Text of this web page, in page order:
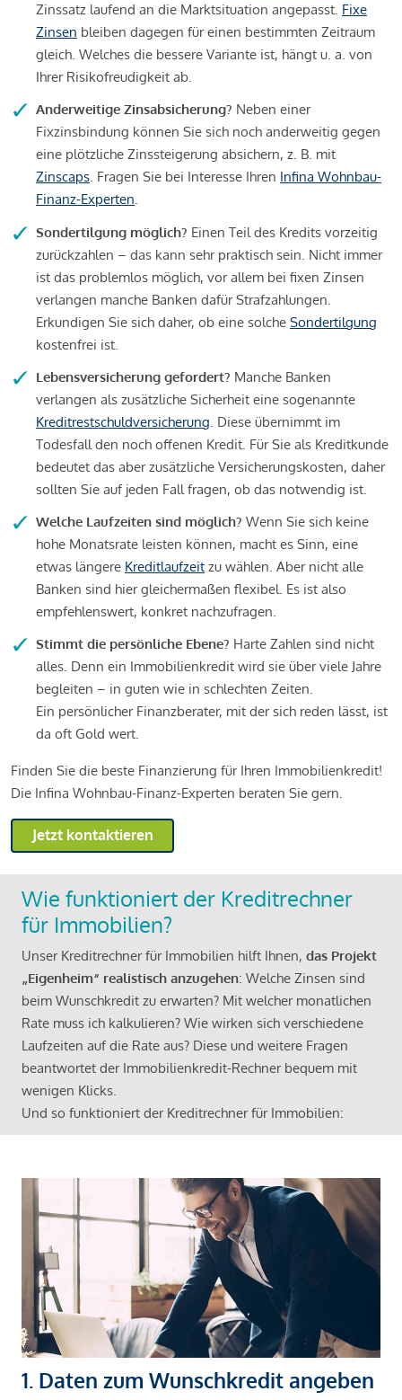
Zinssatz laufend an die Marktsituation angepasst. Fixe
Zinsen bleiben dagegen für einen bestimmten Zeitraum
gleich. Welches die bessere Variante ist, hängt u. a. von
Ihrer Risikofreudigkeit ab.
Anderweitige Zinsabsicherung? Neben einer
Fixzinsbindung können Sie sich noch anderweitig gegen
eine plötzliche Zinssteigerung absichern, z. B. mit
Zinscaps. Fragen Sie bei Interesse Ihren Infina Wohnbau-
Finanz-Experten.
Sondertilgung möglich? Einen Teil des Kredits vorzeitig
zurückzahlen – das kann sehr praktisch sein. Nicht immer
ist das problemlos möglich, vor allem bei fixen Zinsen
verlangen manche Banken dafür Strafzahlungen.
Erkundigen Sie sich daher, ob eine solche Sondertilgung
kostenfrei ist.
Lebensversicherung gefordert? Manche Banken
verlangen als zusätzliche Sicherheit eine sogenannte
Kreditrestschuldversicherung. Diese übernimmt im
Todesfall den noch offenen Kredit. Für Sie als Kreditkunde
bedeutet das aber zusätzliche Versicherungskosten, daher
sollten Sie auf jeden Fall fragen, ob das notwendig ist.
Welche Laufzeiten sind möglich? Wenn Sie sich keine
hohe Monatsrate leisten können, macht es Sinn, eine
etwas längere Kreditlaufzeit zu wählen. Aber nicht alle
Banken sind hier gleichermaßen flexibel. Es ist also
empfehlenswert, konkret nachzufragen.
Stimmt die persönliche Ebene? Harte Zahlen sind nicht
alles. Denn ein Immobilienkredit wird sie über viele Jahre
begleiten – in guten wie in schlechten Zeiten.
Ein persönlicher Finanzberater, mit der sich reden lässt, ist
da oft Gold wert.
Finden Sie die beste Finanzierung für Ihren Immobilienkredit!
Die Infina Wohnbau-Finanz-Experten beraten Sie gern.
Jetzt kontaktieren
Wie funktioniert der Kreditrechner
für Immobilien?
Unser Kreditrechner für Immobilien hilft Ihnen, das Projekt
„Eigenheim“ realistisch anzugehen: Welche Zinsen sind
beim Wunschkredit zu erwarten? Mit welcher monatlichen
Rate muss ich kalkulieren? Wie wirken sich verschiedene
Laufzeiten auf die Rate aus? Diese und weitere Fragen
beantwortet der Immobilienkredit-Rechner bequem mit
wenigen Klicks.
Und so funktioniert der Kreditrechner für Immobilien:
1. Daten zum Wunschkredit angeben